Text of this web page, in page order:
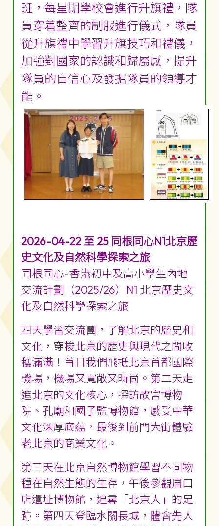
班，每星期學校會進行升旗禮，隊
員穿着整齊的制服進行儀式，隊員
從升旗禮中學習升旗技巧和禮儀，
加強對國家的認識和歸屬感，提升
隊員的自信心及發掘隊員的領導才
能。
2026-04-22 至 25 同根同心N1北京歷
史文化及自然科學探索之旅
同根同心-香港初中及高小學生內地
交流計劃（2025/26）N1 北京歷史文
化及自然科學探索之旅
四天學習交流團，了解北京的歷史和
文化，穿梭北京的歷史與現代之間收
穫滿滿！首日我們飛抵北京首都國際
機場，機場又寬敞又時尚。第二天走
進北京的文化核心，探訪故宮博物
院、孔廟和國子監博物館，感受中華
文化深厚底蘊，最後到前門大街體驗
老北京的商業文化。
第三天在北京自然博物館學習不同物
種在自然生態的生存，午後參觀周口
店遺址博物館，追尋「北京人」的足
跡。第四天登臨水關長城，體會先人